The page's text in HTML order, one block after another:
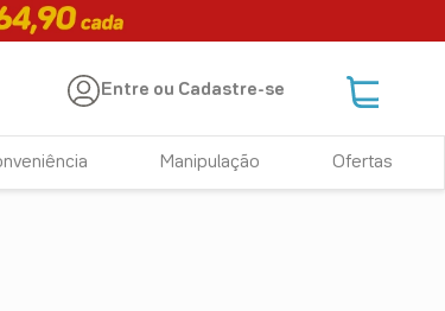
Entre ou Cadastre-se
Manipulação Ofertas